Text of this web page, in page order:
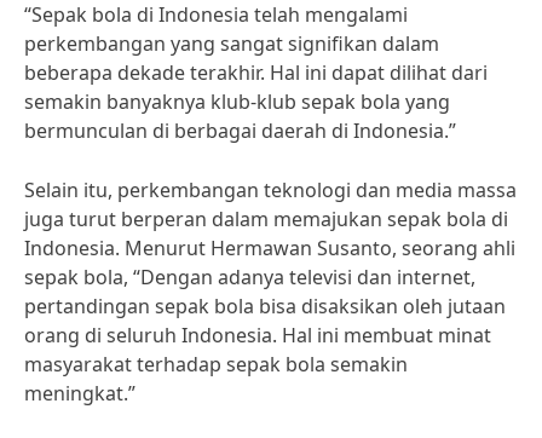
“Sepak bola di Indonesia telah mengalami
perkembangan yang sangat signifikan dalam
beberapa dekade terakhir. Hal ini dapat dilihat dari
semakin banyaknya klub-klub sepak bola yang
bermunculan di berbagai daerah di Indonesia.”
Selain itu, perkembangan teknologi dan media massa
juga turut berperan dalam memajukan sepak bola di
Indonesia. Menurut Hermawan Susanto, seorang ahli
sepak bola, “Dengan adanya televisi dan internet,
pertandingan sepak bola bisa disaksikan oleh jutaan
orang di seluruh Indonesia. Hal ini membuat minat
masyarakat terhadap sepak bola semakin
meningkat.”